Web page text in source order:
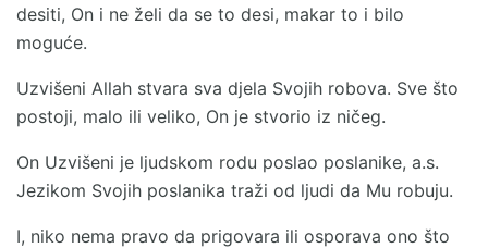
desiti, On i ne želi da se to desi, makar to i bilo
moguće.
Uzvišeni Allah stvara sva djela Svojih robova. Sve što
postoji, malo ili veliko, On je stvorio iz ničeg.
On Uzvišeni je ljudskom rodu poslao poslanike, a.s.
Jezikom Svojih poslanika traži od ljudi da Mu robuju.
I, niko nema pravo da prigovara ili osporava ono što